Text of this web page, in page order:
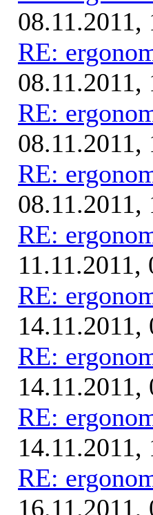
08.11.2011,
RE:
08.11.2011,
RE:
08.11.2011,
RE:
08.11.2011,
RE:
11.11.2011,
RE:
14.11.2011,
RE:
14.11.2011,
RE:
14.11.2011,
RE:
16.11.2011,